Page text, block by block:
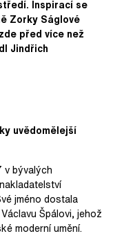
Inspirací se
Zorky Ságlové
před více než
Jindřich
uvědomělejší
v bývalých
jméno dostala
Špálovi, jehož
moderní umění.